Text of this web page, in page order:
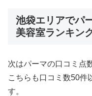
池袋エリアでパ
美容室ランキン
次はパーマの口コミ点
こちらも口コミ数50件
す。